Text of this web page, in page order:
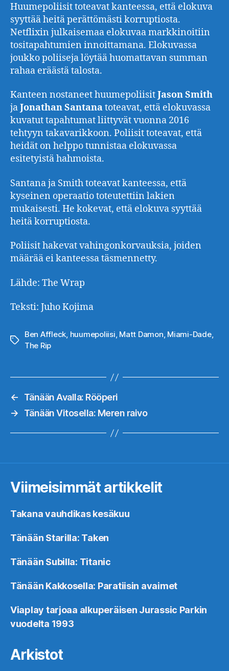
Huumepoliisit toteavat kanteessa, että elokuva
syyttää heitä perättömästi korruptiosta.
Netflixin julkaisemaa elokuvaa markkinoitiin
tositapahtumien innoittamana. Elokuvassa
joukko poliiseja löytää huomattavan summan
rahaa eräästä talosta.
Kanteen nostaneet huumepoliisitJason Smith
jaJonathan Santanatoteavat, että elokuvassa
kuvatut tapahtumat liittyvät vuonna 2016
tehtyyn takavarikkoon. Poliisit toteavat, että
heidät on helppo tunnistaa elokuvassa
esitetyistä hahmoista.
Santana ja Smith toteavat kanteessa, että
kyseinen operaatio toteutettiin lakien
mukaisesti. He kokevat, että elokuva syyttää
heitä korruptiosta.
Poliisit hakevat vahingonkorvauksia, joiden
määrää ei kanteessa täsmennetty.
Lähde: The Wrap
Teksti: Juho Kojima
Avainsanat
Ben Affleck, huumepoliisi, Matt Damon, Miami-Dade,
The Rip
←
Tänään Avalla: Rööperi
→
Tänään Vitosella: Meren raivo
Viimeisimmät artikkelit
Takana vauhdikas kesäkuu
Tänään Starilla: Taken
Tänään Subilla: Titanic
Tänään Kakkosella: Paratiisin avaimet
Viaplay tarjoaa alkuperäisen Jurassic Parkin
vuodelta 1993
Arkistot